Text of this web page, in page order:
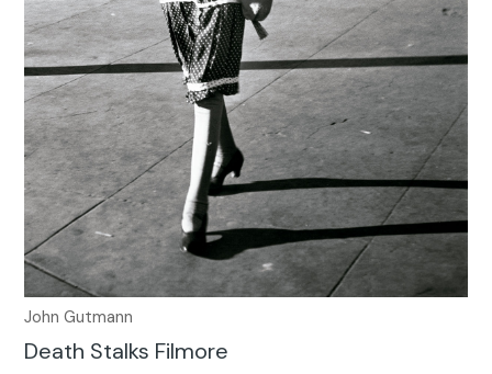
John Gutmann
Death Stalks Filmore